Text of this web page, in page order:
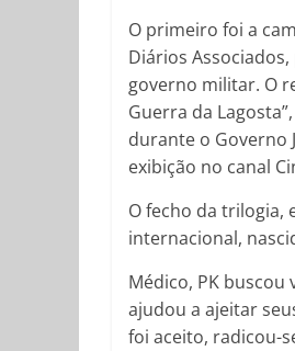
O primeiro foi a
Diários
governo militar. O
Guerra da
durante o Governo
exibição no canal
O fecho da trilogia,
internacional,
Médico, PK
ajudou a ajeitar
foi aceito, radicou-